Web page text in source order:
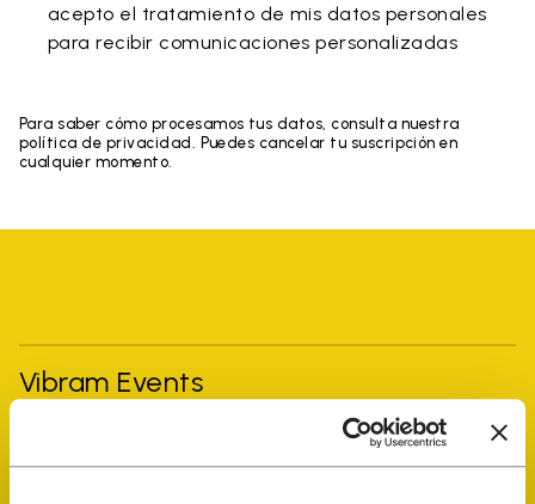
acepto el tratamiento de mis datos personales
para recibir comunicaciones personalizadas
Para saber cómo procesamos tus datos, consulta nuestra
política de privacidad. Puedes cancelar tu suscripción en
cualquier momento.
Vibram Events